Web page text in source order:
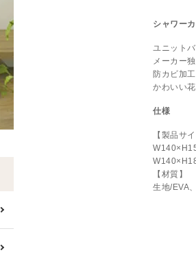
シャワー
ユニット
メーカー
防カビ加
かわいい
仕様
【製品サイ
【材質】
生地/EVA